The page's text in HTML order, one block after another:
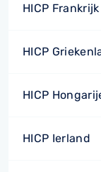
HICP Frankrijk
HICP
HICP
HICP Ierland